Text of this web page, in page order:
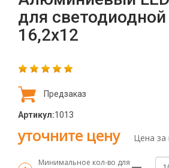
для
16,2х12
Предзаказ
Артикул:1013
уточните цену Цена за
Минимальное кол-во для